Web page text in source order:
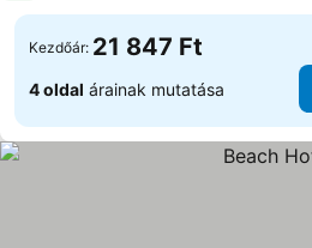
Kezdőár: 21 847 Ft
4 oldal árainak mutatása